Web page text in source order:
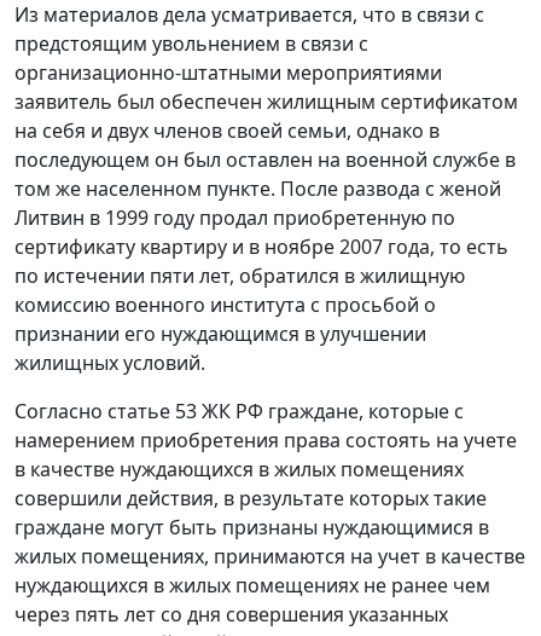
Из материалов дела усматривается, что в связи с
предстоящим увольнением в связи с
организационно-штатными мероприятиями
заявитель был обеспечен жилищным сертификатом
на себя и двух членов своей семьи, однако в
последующем он был оставлен на военной службе в
том же населенном пункте. После развода с женой
Литвин в 1999 году продал приобретенную по
сертификату квартиру и в ноябре 2007 года, то есть
по истечении пяти лет, обратился в жилищную
комиссию военного института с просьбой о
признании его нуждающимся в улучшении
жилищных условий.
Согласно статье 53ЖК РФ граждане, которые с
намерением приобретения права состоять на учете
в качестве нуждающихся в жилых помещениях
совершили действия, в результате которых такие
граждане могут быть признаны нуждающимися в
жилых помещениях, принимаются на учет в качестве
нуждающихся в жилых помещениях не ранее чем
через пять лет со дня совершения указанных